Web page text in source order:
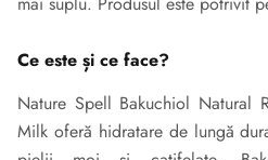
Ce este și ce face?
Nature Spell Bakuchiol Natural
Milk oferă hidratare de lungă